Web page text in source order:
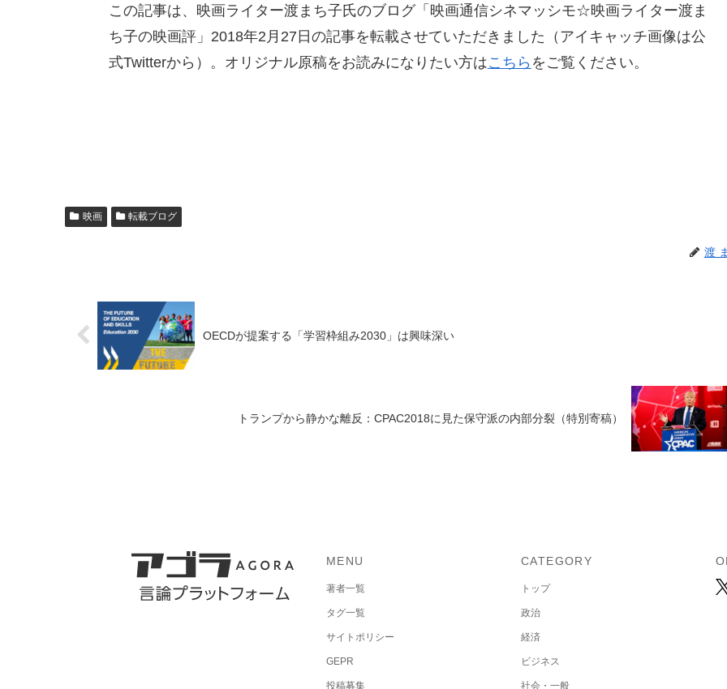
この記事は、映画ライター渡まち子氏のブログ「映画通信シネマッシモ☆映画ライター渡ま
ち子の映画評」2018年2月27日の記事を転載させていただきました（アイキャッチ画像は公
式Twitterから）。オリジナル原稿をお読みになりたい方はこちら をご覧ください。
映画 転載ブログ
渡
OECDが提案する「学習枠組み2030」は興味深い
トランプから静かな離反：CPAC2018に見た保守派の内部分裂（特別寄稿）
MENU
著者一覧
タグ一覧
サイトポリシー
GEPR
投稿募集
CATEGORY
トップ
政治
経済
ビジネス
社会・一般